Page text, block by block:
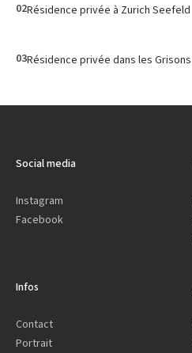
02Résidence privée à Zurich Seefeld
03Résidence privée dans les Grisons
Social media
Instagram
Facebook
Infos
Contact
Portrait